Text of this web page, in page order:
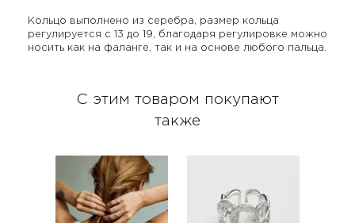
Кольцо выполнено из серебра, размер кольца
регулируется с 13 до 19, благодаря регулировке можно
носить как на фаланге, так и на основе любого пальца.
С этим товаром покупают
также